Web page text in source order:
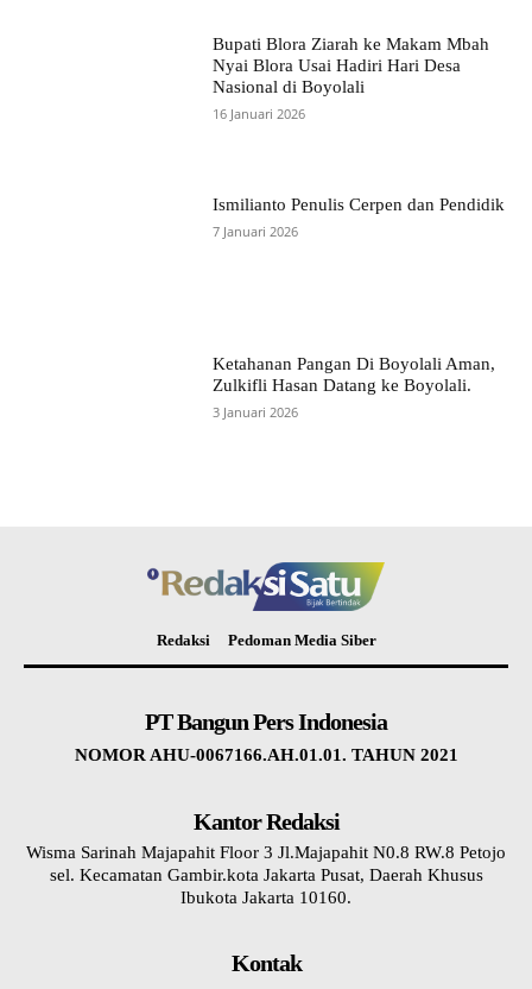
Bupati Blora Ziarah ke Makam Mbah
Nyai Blora Usai Hadiri Hari Desa
Nasional di Boyolali
16 Januari 2026
Ismilianto Penulis Cerpen dan Pendidik
7 Januari 2026
Ketahanan Pangan Di Boyolali Aman,
Zulkifli Hasan Datang ke Boyolali.
3 Januari 2026
Redaksi Pedoman Media Siber
PT Bangun Pers Indonesia
NOMOR AHU-0067166.AH.01.01. TAHUN 2021
Kantor Redaksi
Wisma Sarinah Majapahit Floor 3 Jl.Majapahit N0.8 RW.8 Petojo
sel. Kecamatan Gambir.kota Jakarta Pusat, Daerah Khusus
Ibukota Jakarta 10160.
Kontak